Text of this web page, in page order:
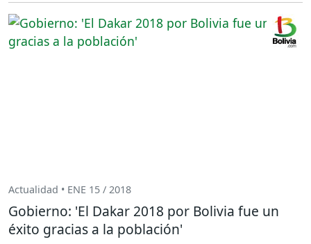
Actualidad • ENE 15 / 2018
Gobierno: 'El Dakar 2018 por Bolivia fue un
éxito gracias a la población'